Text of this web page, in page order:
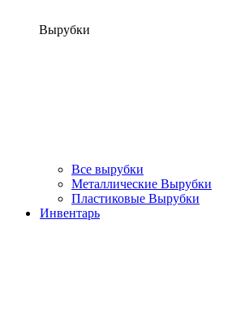
Вырубки
Все вырубки
Металлические Вырубки
Пластиковые Вырубки
Инвентарь